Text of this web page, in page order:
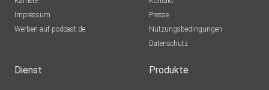
Impressum
Werben auf podcast.de
Presse
Nutzungsbedingungen
Datenschutz
Dienst Produkte